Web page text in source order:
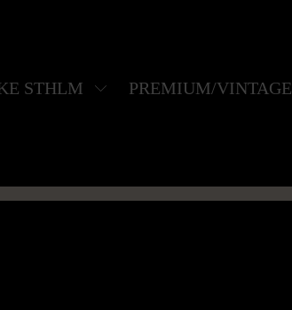
STHLM PREMIUM/VINTAGE